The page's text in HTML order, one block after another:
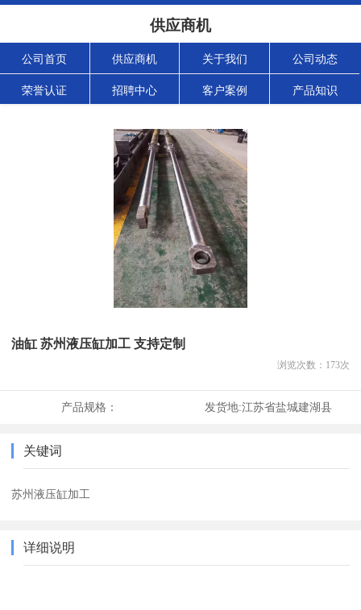
供应商机
公司首页 供应商机 关于我们 公司动态
荣誉认证 招聘中心 客户案例 产品知识
油缸 苏州液压缸加工 支持定制
浏览次数： 173次
产品规格： 发货地:江苏省盐城建湖县
关键词
苏州液压缸加工
详细说明